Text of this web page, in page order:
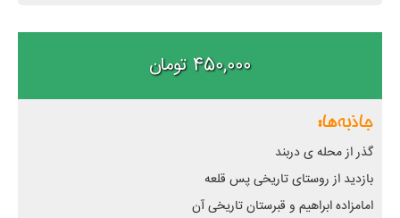
450,000 تومان
جاذبه‌ها:
گذر از محله ی دربند
بازدید از روستای تاریخی پس قلعه
امامزاده ابراهیم و قبرستان تاریخی آن